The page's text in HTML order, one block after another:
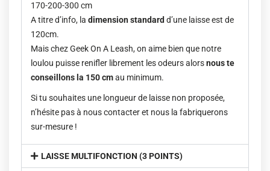
170-200-300 cm
A titre d’info, la dimension standard d’une laisse est de
120cm.
Mais chez Geek On A Leash, on aime bien que notre
loulou puisse renifler librement les odeurs alorsnous te
conseillons la 150 cmau minimum.
Si tu souhaites une longueur de laisse non proposée,
n’hésite pas à nous contacter et nous la fabriquerons
sur-mesure !
LAISSE MULTIFONCTION (3 POINTS)